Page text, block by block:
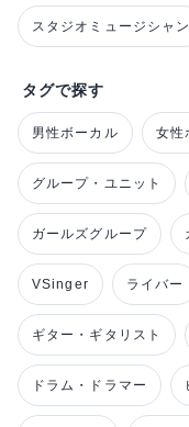
スタジオミュージシャン
タグで探す
男性ボーカル 女性
グループ・ユニット
ガールズグループ
VSinger ライバー
ギター・ギタリスト
ドラム・ドラマー